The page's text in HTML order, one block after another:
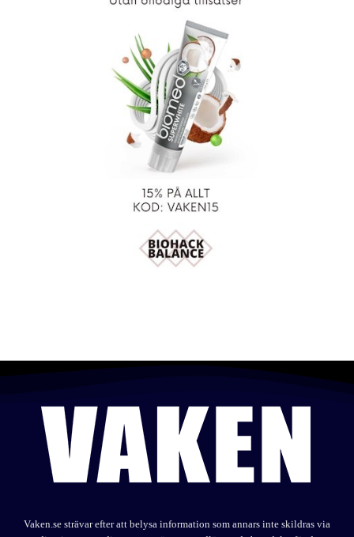
Vaken.se strävar efter att belysa information som annars inte skildras via